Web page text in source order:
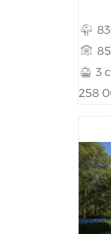
3
258